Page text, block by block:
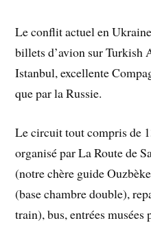
Le conflit actuel en
billets d’avion sur Turkish
Istanbul, excellente
que par la Russie.
Le circuit tout compris de
organisé par La Route de
(notre chère guide
(base chambre double),
train), bus, entrées